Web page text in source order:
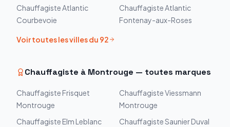
ChauffagisteAtlantic
Courbevoie
ChauffagisteAtlantic
Fontenay-aux-Roses
Voir toutes les villes du 92
Chauffagiste à Montrouge — toutes marques
Chauffagiste Frisquet
Montrouge
ChauffagisteViessmann
Montrouge
Chauffagiste Elm Leblanc
ChauffagisteSaunier Duval